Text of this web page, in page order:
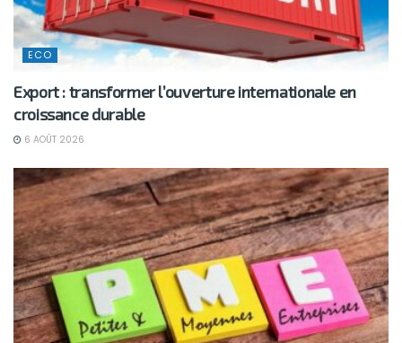
ECO
Export : transformer l’ouverture internationale en
croissance durable
6 AOÛT 2026